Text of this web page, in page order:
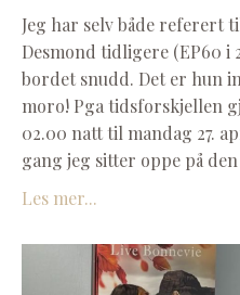
Jeg har selv både referert
Desmond tidligere (EP60 i
bordet snudd. Det er hun
moro! Pga tidsforskjellen
02.00 natt til mandag 27.
gang jeg sitter oppe på
Les mer...